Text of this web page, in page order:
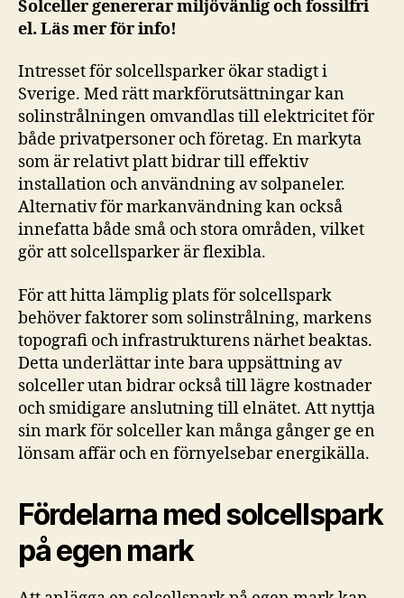
Solceller genererar miljövänlig och fossilfri
el. Läs mer för info!
Intresset för solcellsparker ökar stadigt i
Sverige. Med rätt markförutsättningar kan
solinstrålningen omvandlas till elektricitet för
både privatpersoner och företag. En markyta
som är relativt platt bidrar till effektiv
installation och användning av solpaneler.
Alternativ för markanvändning kan också
innefatta både små och stora områden, vilket
gör att solcellsparker är flexibla.
För att hitta lämplig plats för solcellspark
behöver faktorer som solinstrålning, markens
topografi och infrastrukturens närhet beaktas.
Detta underlättar inte bara uppsättning av
solceller utan bidrar också till lägre kostnader
och smidigare anslutning till elnätet. Att nyttja
sin mark för solceller kan många gånger ge en
lönsam affär och en förnyelsebar energikälla.
Fördelarna med solcellspark
på egen mark